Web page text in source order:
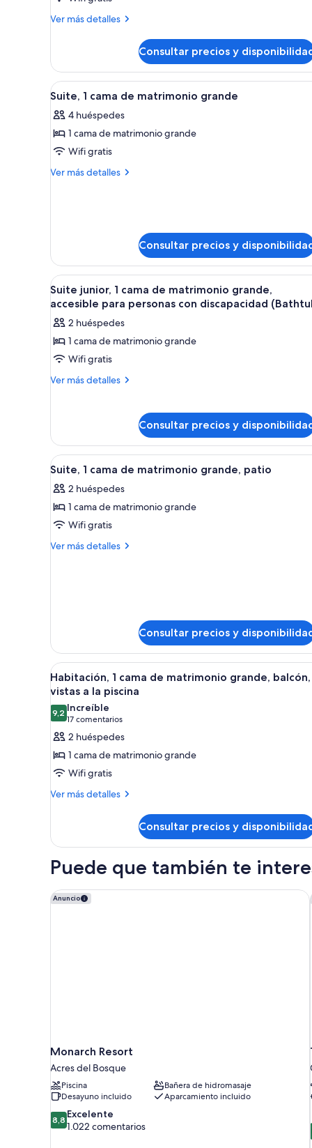
camas
de
para
personas
con
discapacidad
(Bathroom,
Balcony)
Ver más detalles
Más
2
camas
de
accesible
para
con
discapacidad
Consultar precios y
Abrir
todas
las
fotos
de
Suite,
Habitación de hotel con
6
Suite, 1 cama de matrimonio grande
4 huéspedes
1 cama de matrimonio grande
Wifi gratis
Ver más detalles
Más
matrimonio
grande
Consultar precios y
Abrir
todas
las
fotos
de
Suite
junior,
matrimonio
grande,
accesible
para
personas
con
discapacidad
(Bathtub)
Habitación de hotel con una
4
Suite junior, 1 cama de matrimonio grande,
accesible para personas con discapacidad
2 huéspedes
1 cama de matrimonio grande
Wifi gratis
Ver más detalles
Más
1
cama
de
grande,
accesible
personas
con
Consultar precios y
Abrir
todas
las
fotos
de
Suite,
Ropa de cama de alta calidad,
5
Suite, 1 cama de matrimonio grande, patio
2 huéspedes
1 cama de matrimonio grande
Wifi gratis
Ver más detalles
Más
grande,
patio
Consultar precios y
Abrir
todas
las
fotos
de
Habitación,
cama
de
balcón,
vistas
a
la
Ropa de cama de alta calidad,
5
Habitación, 1 cama de matrimonio grande, balcón,
vistas a la piscina
9,29,2 de 10
Increíble
17 comentarios
(17 comentarios)
2 huéspedes
1 cama de matrimonio grande
Wifi gratis
Ver más detalles
Más
1
de
grande,
balcón,
Consultar precios y
Puede que también te
Anuncio
Monarch Resort
Acres del Bosque
Piscina
Bañera de hidromasaje
Desayuno incluido
Aparcamiento incluido
8.8
sobre
8,8 Excelente
1.022 comentarios
Monarch Resort